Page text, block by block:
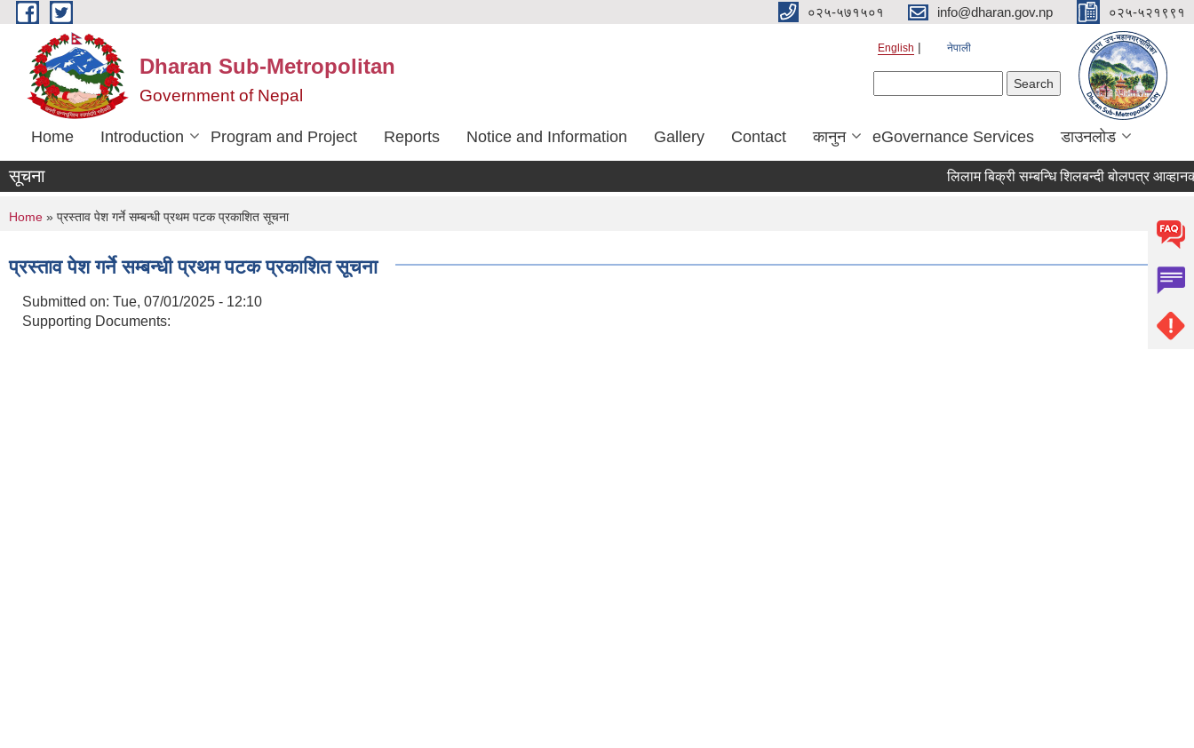
Skip to main content ०२५-५७१५०१ info@dharan.gov.np ०२५-५२१९९१
Dharan Sub-Metropolitan
Government of Nepal
English नेपाली
Home Introduction Program and Project Reports Notice and Information Gallery Contact कानुन eGovernance Services डाउनलोड
सूचना लिलाम बिक्री सम्बन्धि
You are here
Home » प्रस्ताव पेश गर्ने सम्बन्धी प्रथम पटक प्रकाशित सूचना
प्रस्ताव पेश गर्ने सम्बन्धी प्रथम पटक प्रकाशित सूचना
Submitted on: Tue, 07/01/2025 - 12:10
Supporting Documents: